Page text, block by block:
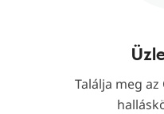
Találja meg